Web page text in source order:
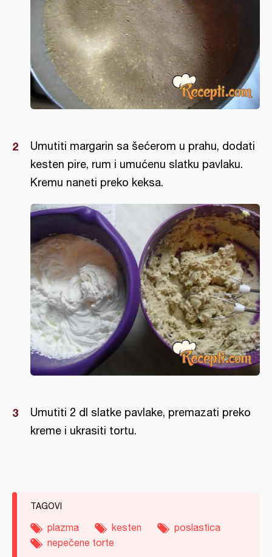
Umutiti margarin sa šećerom u prahu, dodati
kesten pire, rum i umućenu slatku pavlaku.
Kremu naneti preko keksa.
Umutiti 2 dl slatke pavlake, premazati preko
kreme i ukrasiti tortu.
TAGOVI
plazma kesten
poslastica
nepečene torte